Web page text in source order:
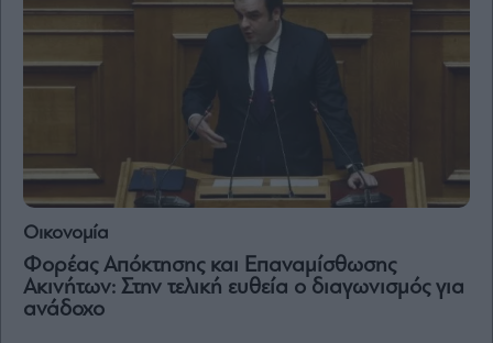
and
of
apply.
Οικονομία
Φορέας Απόκτησης και Επαναμίσθωσης
Ακινήτων: Στην τελική ευθεία ο διαγωνισμός για
ανάδοχο